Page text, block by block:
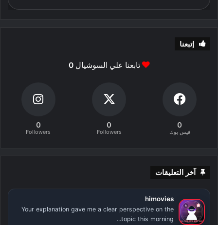
إتبعنا
تابعنا علي السوشيال0
0
فيس بوك
0
Followers
0
Followers
آخر التعليقات
himovies
Your explanation gave me a clear perspective on the
topic this morning...